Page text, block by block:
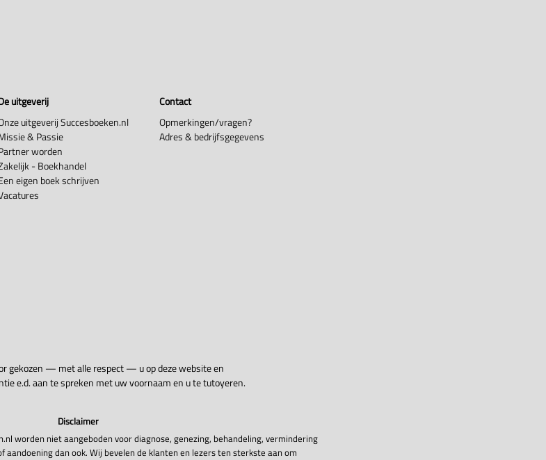
uitgeverij
uitgeverij Succesboeken.nl
& Passie
worden
- Boekhandel
eigen boek schrijven
Contact
Opmerkingen/vragen?
Adres & bedrijfsgegevens
gekozen — met alle respect — u op deze website en
e.d. aan te spreken met uw voornaam en u te tutoyeren.
Disclaimer
worden niet aangeboden voor diagnose, genezing, behandeling, vermindering
aandoening dan ook. Wij bevelen de klanten en lezers ten sterkste aan om